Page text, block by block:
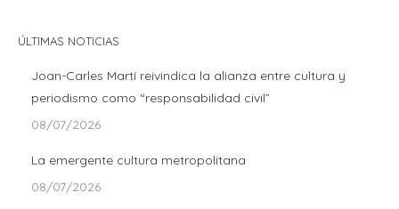
ÚLTIMAS NOTICIAS
Joan-Carles Martí reivindica la alianza entre cultura y
periodismo como “responsabilidad civil”
08/07/2026
La emergente cultura metropolitana
08/07/2026